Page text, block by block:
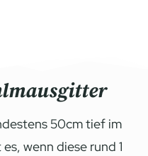
50cm tief im
wenn diese rund 1